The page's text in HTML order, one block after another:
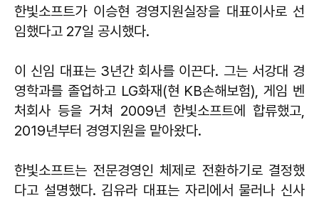
한빛소프트가 이승현 경영지원실장을 대표이사로 선
임했다고 27일 공시했다.
이 신임 대표는 3년간 회사를 이끈다. 그는 서강대 경
영학과를 졸업하고 LG화재(현 KB손해보험), 게임 벤
처회사 등을 거쳐 2009년 한빛소프트에 합류했고,
2019년부터 경영지원을 맡아왔다.
한빛소프트는 전문경영인 체제로 전환하기로 결정했
다고 설명했다. 김유라 대표는 자리에서 물러나 신사